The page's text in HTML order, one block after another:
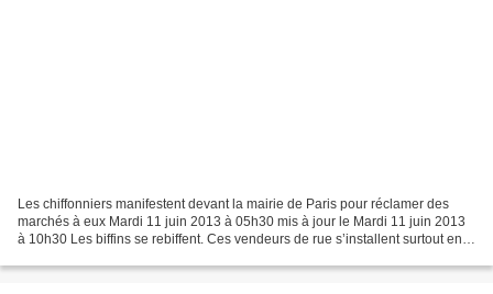
Les chiffonniers manifestent devant la mairie de Paris pour réclamer des
marchés à eux Mardi 11 juin 2013 à 05h30 mis à jour le Mardi 11 juin 2013
à 10h30 Les biffins se rebiffent. Ces vendeurs de rue s’installent surtout en